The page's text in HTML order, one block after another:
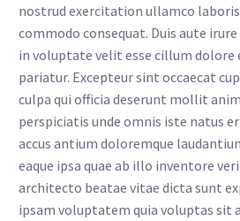
nostrud exercitation ullamco laboris
commodo consequat. Duis aute
in voluptate velit esse cillum dolore
pariatur. Excepteur sint occaecat
culpa qui officia deserunt mollit
perspiciatis unde omnis iste natus
accus antium doloremque
eaque ipsa quae ab illo inventore
architecto beatae vitae dicta sunt
ipsam voluptatem quia voluptas sit